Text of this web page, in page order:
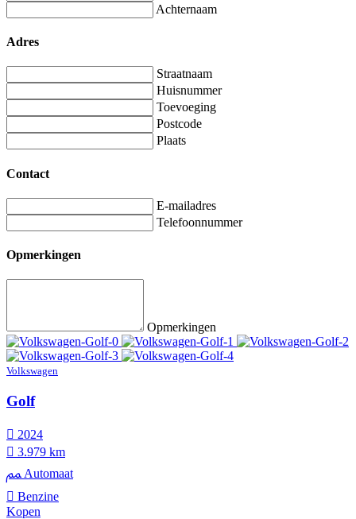
Achternaam
Adres
Straatnaam
Huisnummer
Toevoeging
Postcode
Plaats
Contact
E-mailadres
Telefoonnummer
Opmerkingen
Opmerkingen
Volkswagen
Golf
2024
3.979 km
Automaat
Benzine
Kopen